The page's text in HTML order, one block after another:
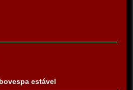
estável